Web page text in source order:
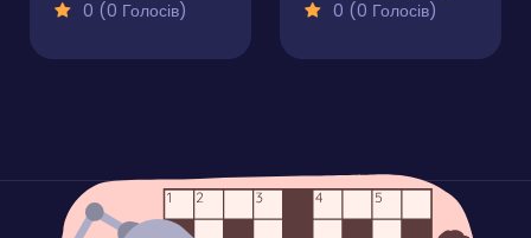
0 (0 Голосів) 0 (0 Голосів)